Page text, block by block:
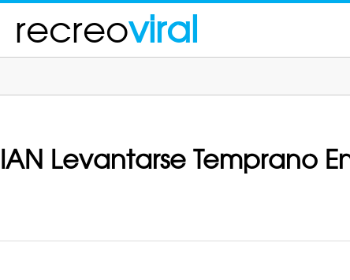
recreoviral
Levantarse Temprano